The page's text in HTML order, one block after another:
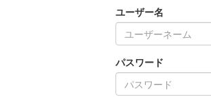
ユーザー名
パスワード